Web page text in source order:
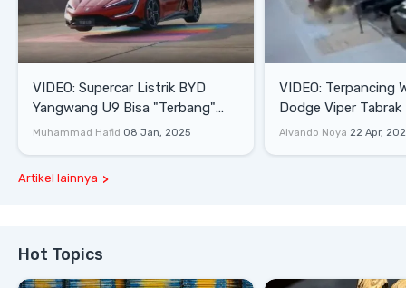
VIDEO: Supercar Listrik BYD
Yangwang U9 Bisa "Terbang"
Lewati Rintangan
Muhammad Hafid 08 Jan, 2025
VIDEO: Terpancing
Dodge Viper Tabrak
Saat Burnout
Alvando Noya 22 Apr,
Artikel lainnya
Hot Topics